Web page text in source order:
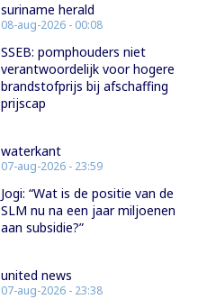
suriname herald
08-aug-2026 - 00:08
SSEB: pomphouders niet
verantwoordelijk voor hogere
brandstofprijs bij afschaffing
prijscap
waterkant
07-aug-2026 - 23:59
Jogi: “Wat is de positie van de
SLM nu na een jaar miljoenen
aan subsidie?”
united news
07-aug-2026 - 23:38